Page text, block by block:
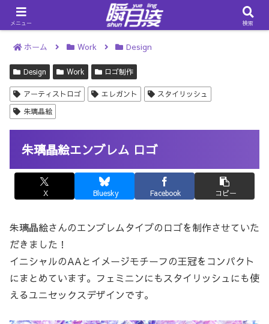
ホーム Work Design
Design Work ロゴ制作
アーティストロゴ エレガント
スタイリッシュ
朱璃晶絵
朱璃晶絵エンブレム ロゴ
X Bluesky Facebook コピー
朱璃晶絵さんのエンブレムタイプのロゴを制作させていた
だきました！
イニシャルのAAとイメージモチーフの王冠をコンパクト
にまとめています。フェミニンにもスタイリッシュにも使
えるユニセックスデザインです。
メニュー 検索